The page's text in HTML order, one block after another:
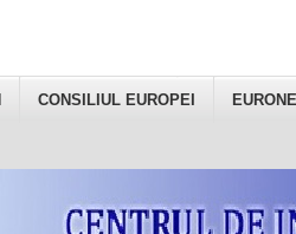
CONSILIUL EUROPEI